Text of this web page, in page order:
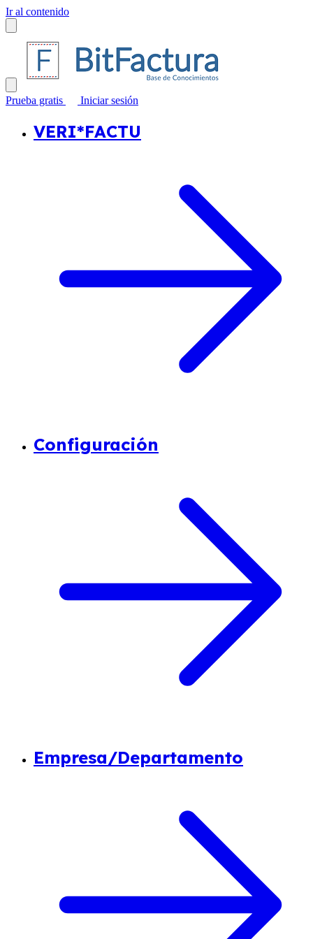
Ir al contenido
Prueba gratis Iniciar sesión
VERI*FACTU
Configuración
Empresa/Departamento